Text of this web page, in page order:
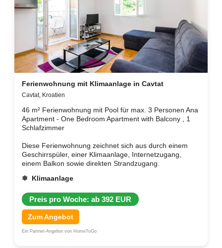
Ferienwohnung mit Klimaanlage in Cavtat
Cavtat, Kroatien
46 m² Ferienwohnung mit Pool für max. 3 Personen Ana
Apartment - One Bedroom Apartment with Balcony , 1
Schlafzimmer
Diese Ferienwohnung zeichnet sich aus durch einem
Geschirrspüler, einer Klimaanlage, Internetzugang,
einem Balkon sowie direkten Strandzugang.
❄ Klimaanlage
Preis pro Woche: ab 392 EUR
Zum Angebot
Ein Partner-Angebot von HomeToGo